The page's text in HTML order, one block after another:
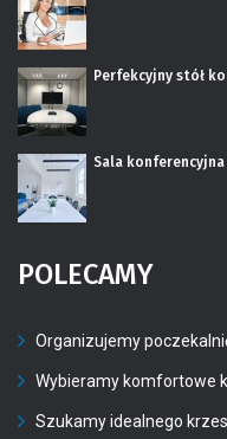
Perfekcyjny stół
Sala
POLECAMY
Organizujemy
Wybieramy komfortowe
Szukamy idealnego